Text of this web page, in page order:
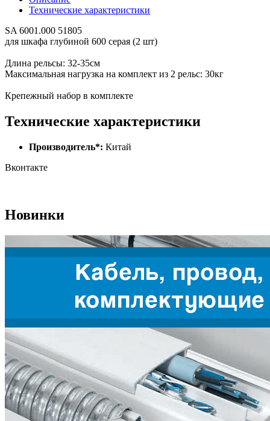
Технические характеристики
SA 6001.000 51805
для шкафа глубиной 600 серая (2 шт)
Длина рельсы: 32-35см
Максимальная нагрузка на комплект из 2 рельс: 30кг
Крепежный набор в комплекте
Технические характеристики
Производитель*: Китай
Вконтакте
Новинки